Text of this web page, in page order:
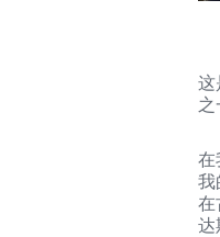
这
之
在
我
在
达